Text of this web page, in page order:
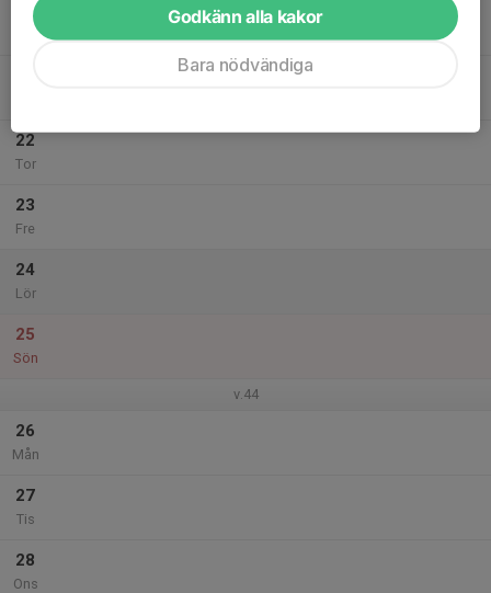
20
22
Tor
23
Fre
24
Lör
25
Sön
v.44
26
Mån
27
Tis
28
Ons
Godkänn alla kakor
Bara nödvändiga